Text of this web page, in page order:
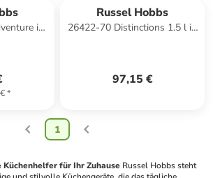
in
*
Russel Hobbs
26422-70 Distinctions 1.5 l in
97,15 €
1
Küchenhelfer für Ihr Zuhause Russel Hobbs steht